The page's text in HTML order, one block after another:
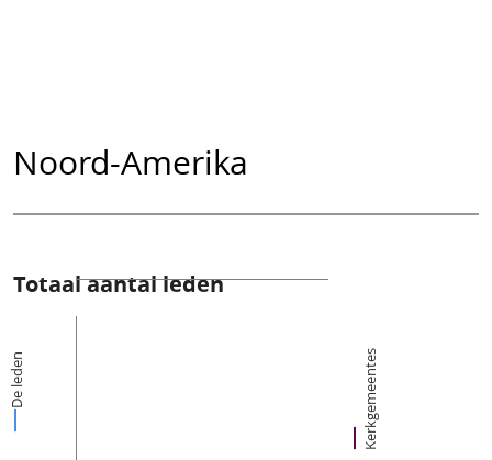
Noord-Amerika
Totaal aantal leden
De leden Kerkgemeentes